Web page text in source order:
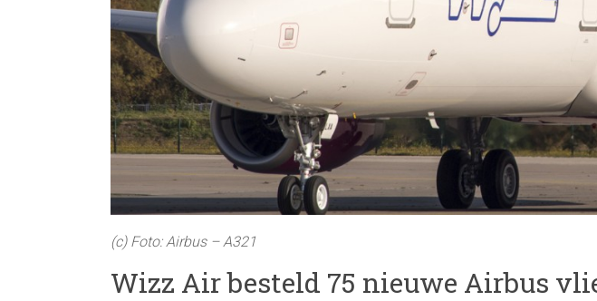
(c) Foto: Airbus – A321
Wizz Air besteld 75 nieuwe Airbus